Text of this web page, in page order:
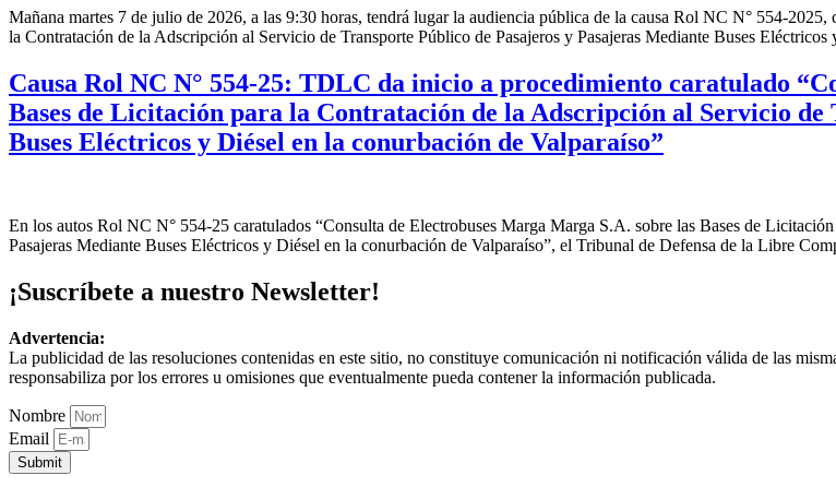
Mañana martes 7 de julio de 2026, a las 9:30 horas, tendrá lugar la audiencia pública de la causa Rol NC N° 554-
la Contratación de la Adscripción al Servicio de Transporte Público de Pasajeros y Pasajeras Mediante Buses
Causa Rol NC N° 554-25: TDLC da inicio a procedimiento caratulado
Bases de Licitación para la Contratación de la Adscripción al Servicio
Buses Eléctricos y Diésel en la conurbación de Valparaíso”
En los autos Rol NC N° 554-25 caratulados “Consulta de Electrobuses Marga Marga S.A. sobre las Bases de
Pasajeras Mediante Buses Eléctricos y Diésel en la conurbación de Valparaíso”, el Tribunal de Defensa de la Libre
¡Suscríbete a nuestro Newsletter!
Advertencia:
La publicidad de las resoluciones contenidas en este sitio, no constituye comunicación ni notificación válida de las
responsabiliza por los errores u omisiones que eventualmente pueda contener la información publicada.
Nombre
Email
Submit